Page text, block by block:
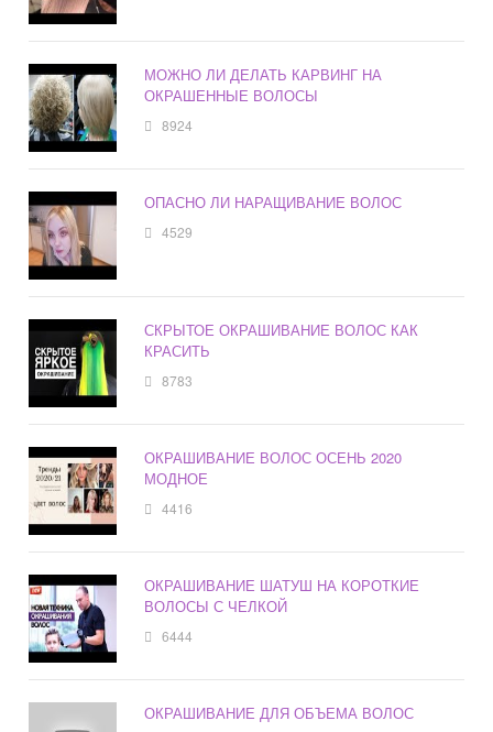
МОЖНО ЛИ ДЕЛАТЬ КАРВИНГ НА
ОКРАШЕННЫЕ ВОЛОСЫ
8924
ОПАСНО ЛИ НАРАЩИВАНИЕ ВОЛОС
4529
СКРЫТОЕ ОКРАШИВАНИЕ ВОЛОС КАК
КРАСИТЬ
8783
ОКРАШИВАНИЕ ВОЛОС ОСЕНЬ 2020
МОДНОЕ
4416
ОКРАШИВАНИЕ ШАТУШ НА КОРОТКИЕ
ВОЛОСЫ С ЧЕЛКОЙ
6444
ОКРАШИВАНИЕ ДЛЯ ОБЪЕМА ВОЛОС